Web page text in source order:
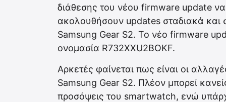
διάθεσης του νέου firmware update
ακολουθήσουν updates σταδιακά και
Samsung Gear S2. To νέο firmware
ονομασία R732XXU2BOKF.
Αρκετές φαίνεται πως είναι οι
Samsung Gear S2. Πλέον μπορεί
προσόψεις του smartwatch, ενώ